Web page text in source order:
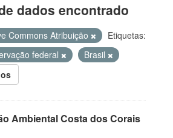
dados encontrado
Commons Atribuição
Etiquetas:
federal
Brasil
Ambiental Costa dos Corais